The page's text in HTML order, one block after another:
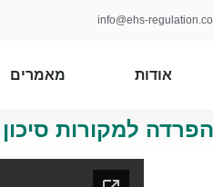
info@ehs-
אודות מאמרים
למקורות סיכון